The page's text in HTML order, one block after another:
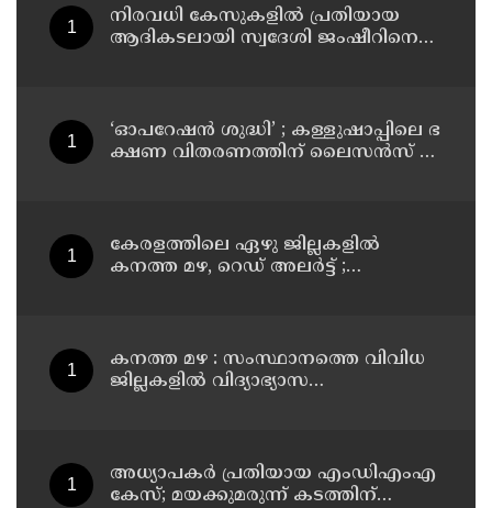
നിരവധി കേസുകളിൽ പ്രതിയായ
ആദികടലായി സ്വദേശി ജംഷീറിനെ
‘ഓ​പ​റേ​ഷ​ൻ ശു​ദ്ധി’ ; ക​ള്ളു​ഷാ​പ്പി​ലെ ഭ​
ക്ഷ​ണ വി​ത​ര​ണ​ത്തി​ന് ലൈ​സ​ൻ​സ് നി​
കേരളത്തിലെ ഏഴു ജില്ലകളിൽ
കനത്ത മഴ, റെഡ് അലർട്ട് ;
കനത്ത മഴ : സംസ്ഥാനത്തെ വിവിധ
ജില്ലകളിൽ വിദ്യാഭ്യാസ
അധ്യാപകര്‍ പ്രതിയായ എംഡിഎംഎ
കേസ്; മയക്കുമരുന്ന് കടത്തിന്